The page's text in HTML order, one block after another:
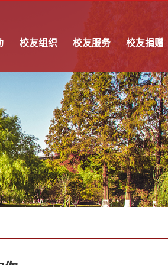
校友组织 校友服务 校友捐赠